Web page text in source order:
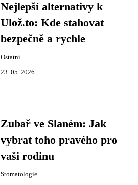
Nejlepší alternativy k
Ulož.to: Kde stahovat
bezpečně a rychle
Ostatní
23. 05. 2026
Zubař ve Slaném: Jak
vybrat toho pravého pro
vaši rodinu
Stomatologie